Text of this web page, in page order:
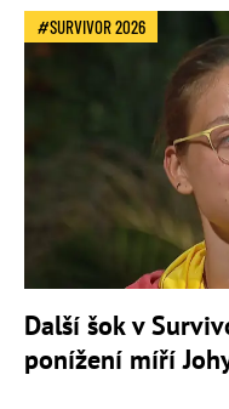
SURVIVOR 2026
Další šok v
ponížení míří